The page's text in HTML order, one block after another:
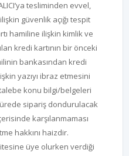
tesliminden evvel,
güvenlik açığı tespit
hamiline ilişkin kimlik ve
kredi kartının bir önceki
bankasından kredi
yazıyı ibraz etmesini
talebe konu bilgi/belgeleri
sipariş dondurulacak
karşılanmaması
hakkını haizdir.
üye olurken verdiği